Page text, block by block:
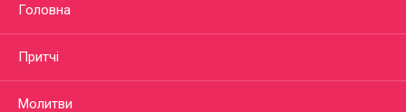
Головна
Притчі
Молитви